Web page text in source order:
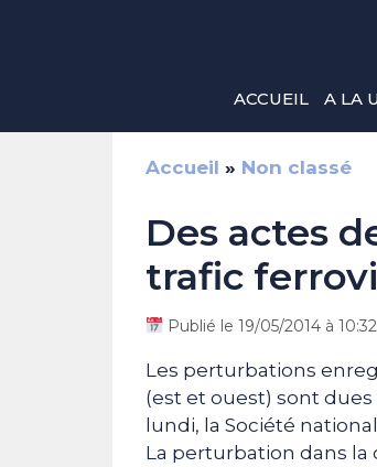
ACCUEIL A LA
Accueil » Non classé
Des actes
trafic
Publié le 19/05/2014 à
Les perturbations
(est et ouest) sont dues
lundi, la Société
La perturbation dans la